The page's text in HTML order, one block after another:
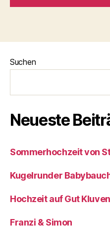
Suchen
Neueste
Sommerhochzeit von
Kugelrunder
Hochzeit auf Gut
Franzi & Simon